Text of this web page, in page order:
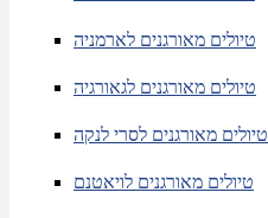
טיולים מאורגנים לארמניה
טיולים מאורגנים לגאורגיה
טיולים מאורגנים לסרי לנקה
טיולים מאורגנים לויאטנם